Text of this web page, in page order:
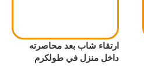
ارتقاء شاب بعد محاصرته
داخل منزل في طولكرم